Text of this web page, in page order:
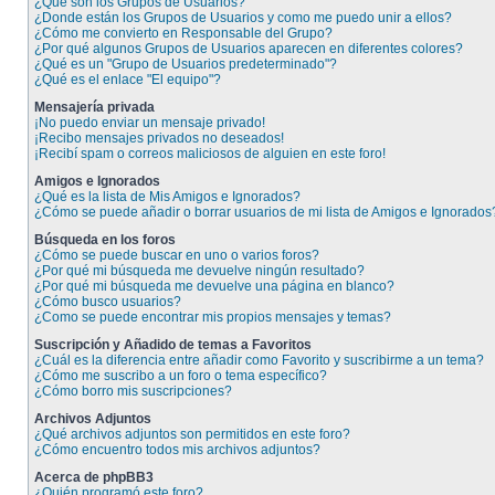
¿Donde están los Grupos de Usuarios y como me puedo unir a ellos?
¿Cómo me convierto en Responsable del Grupo?
¿Por qué algunos Grupos de Usuarios aparecen en diferentes colores?
¿Qué es un "Grupo de Usuarios predeterminado"?
¿Qué es el enlace "El equipo"?
Mensajería privada
¡No puedo enviar un mensaje privado!
¡Recibo mensajes privados no deseados!
¡Recibí spam o correos maliciosos de alguien en este foro!
Amigos e Ignorados
¿Qué es la lista de Mis Amigos e Ignorados?
¿Cómo se puede añadir o borrar usuarios de mi lista de Amigos e
Búsqueda en los foros
¿Cómo se puede buscar en uno o varios foros?
¿Por qué mi búsqueda me devuelve ningún resultado?
¿Por qué mi búsqueda me devuelve una página en blanco?
¿Cómo busco usuarios?
¿Como se puede encontrar mis propios mensajes y temas?
Suscripción y Añadido de temas a Favoritos
¿Cuál es la diferencia entre añadir como Favorito y suscribirme a un tema?
¿Cómo me suscribo a un foro o tema específico?
¿Cómo borro mis suscripciones?
Archivos Adjuntos
¿Qué archivos adjuntos son permitidos en este foro?
¿Cómo encuentro todos mis archivos adjuntos?
Acerca de phpBB3